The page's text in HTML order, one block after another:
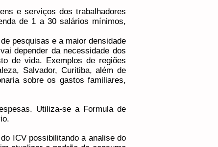
e serviços dos trabalhadores
de 1 a 30 salários mínimos,
pesquisas e a maior densidade
depender da necessidade dos
de vida. Exemplos de regiões
Salvador, Curitiba, além de
sobre os gastos familiares,
Utiliza-se a Formula de
ICV possibilitando a analise do